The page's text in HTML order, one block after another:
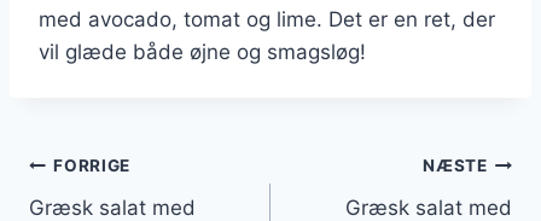
med avocado, tomat og lime. Det er en ret, der
vil glæde både øjne og smagsløg!
Indlægsnavigation
FORRIGE
Græsk salat med
NÆSTE
Græsk salat med